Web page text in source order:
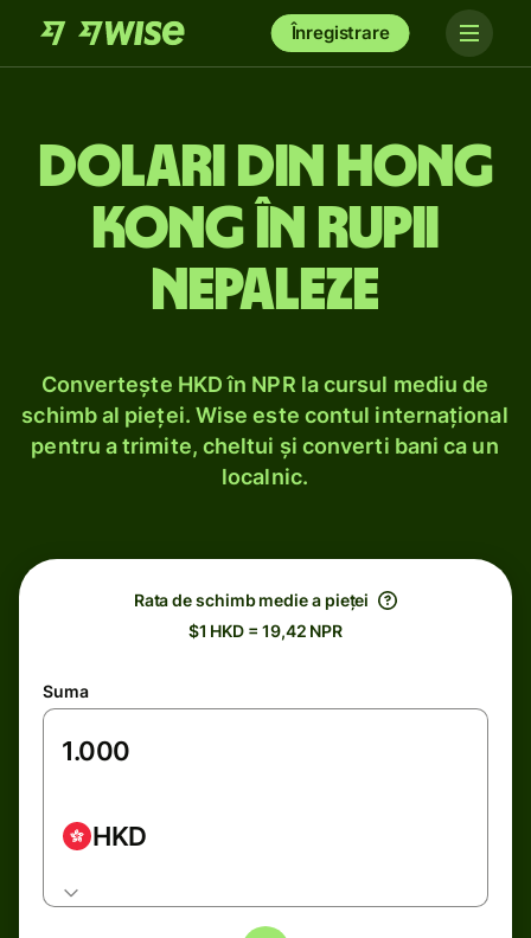
Înregistrare
Dolari din Hong
Kong în rupii
nepaleze
Convertește HKD în NPR la cursul mediu de
schimb al pieței. Wise este contul internațional
pentru a trimite, cheltui și converti bani ca un
localnic.
Rata de schimb medie a pieței
$1 HKD = 19,42 NPR
Suma
HKD